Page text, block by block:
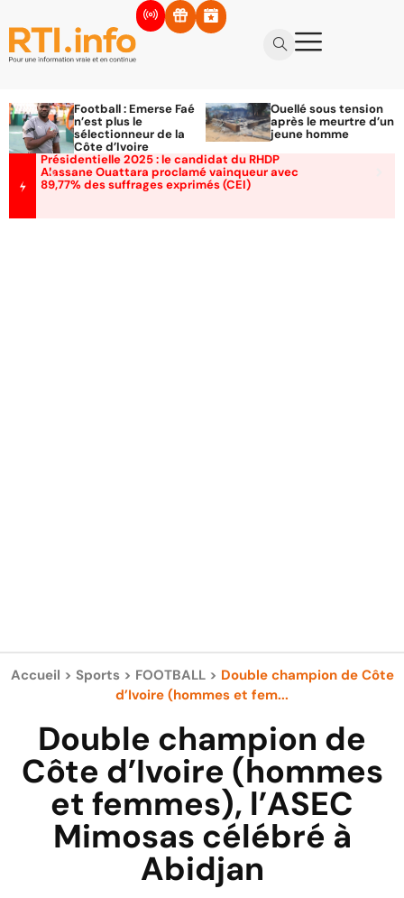
Football : Emerse Faé
n’est plus le
sélectionneur de la
Côte d’Ivoire
Ouellé sous tension
après le meurtre d’un
jeune homme
Présidentielle 2025 : le candidat du RHDP
Alassane Ouattara proclamé vainqueur avec
89,77% des suffrages exprimés (CEI)
Accueil > Sports> FOOTBALL> Double champion de Côte
d’Ivoire (hommes et fem...
Double champion de
Côte d’Ivoire (hommes
et femmes), l’ASEC
Mimosas célébré à
Abidjan